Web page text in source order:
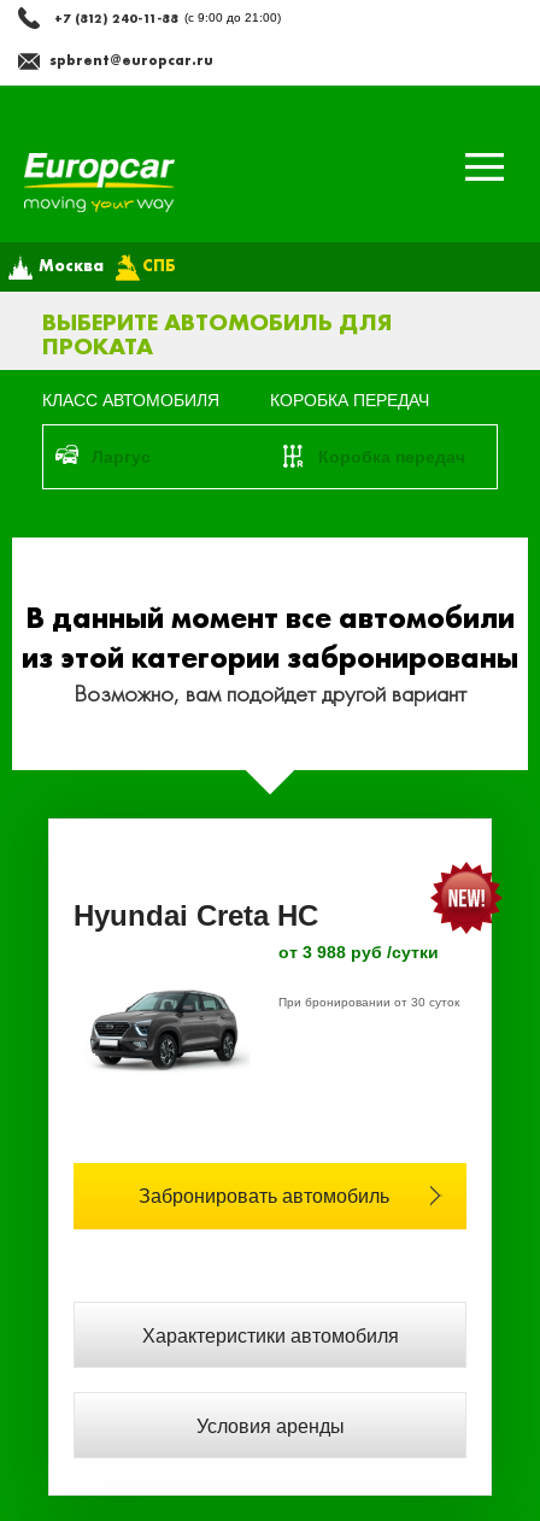
+7 (812) 240-11-88 (с 9:00 до 21:00)
spbrent@europcar.ru
Москва СПБ
ВЫБЕРИТЕ АВТОМОБИЛЬ ДЛЯ
ПРОКАТА
КЛАСС АВТОМОБИЛЯ
ларгус
КОРОБКА ПЕРЕДАЧ
Коробка передач
В данный момент все автомобили
из этой категории забронированы
Возможно, вам подойдет другой вариант
Hyundai Creta HC
от 3 988 руб /сутки
При бронировании от 30 суток
Забронировать автомобиль
Характеристики автомобиля
Условия аренды